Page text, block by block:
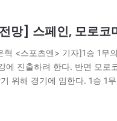
망] 스페인, 모로코
혁 <스포츠엔> 기자]1승 1무
에 진출하려 한다. 반면 모
위해 경기에 임한다. 1승 1